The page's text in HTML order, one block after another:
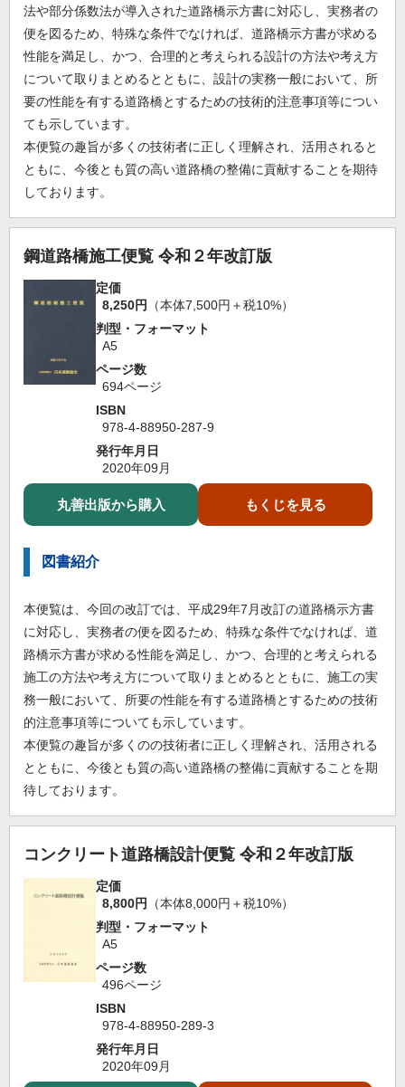
法や部分係数法が導入された道路橋示方書に対応し、実務者の
便を図るため、特殊な条件でなければ、道路橋示方書が求める
性能を満足し、かつ、合理的と考えられる設計の方法や考え方
について取りまとめるとともに、設計の実務一般において、所
要の性能を有する道路橋とするための技術的注意事項等につい
ても示しています。
本便覧の趣旨が多くの技術者に正しく理解され、活用されると
ともに、今後とも質の高い道路橋の整備に貢献することを期待
しております。
鋼道路橋施工便覧 令和２年改訂版
定価
8,250円
（本体7,500円＋税10%）
判型・フォーマット
A5
ページ数
694ページ
ISBN
978-4-88950-287-9
発行年月日
2020年09月
丸善出版から購入 もくじを見る
図書紹介
本便覧は、今回の改訂では、平成29年7月改訂の道路橋示方書
に対応し、実務者の便を図るため、特殊な条件でなければ、道
路橋示方書が求める性能を満足し、かつ、合理的と考えられる
施工の方法や考え方について取りまとめるとともに、施工の実
務一般において、所要の性能を有する道路橋とするための技術
的注意事項等についても示しています。
本便覧の趣旨が多くのの技術者に正しく理解され、活用される
とともに、今後とも質の高い道路橋の整備に貢献することを期
待しております。
コンクリート道路橋設計便覧 令和２年改訂版
定価
8,800円
（本体8,000円＋税10%）
判型・フォーマット
A5
ページ数
496ページ
ISBN
978-4-88950-289-3
発行年月日
2020年09月